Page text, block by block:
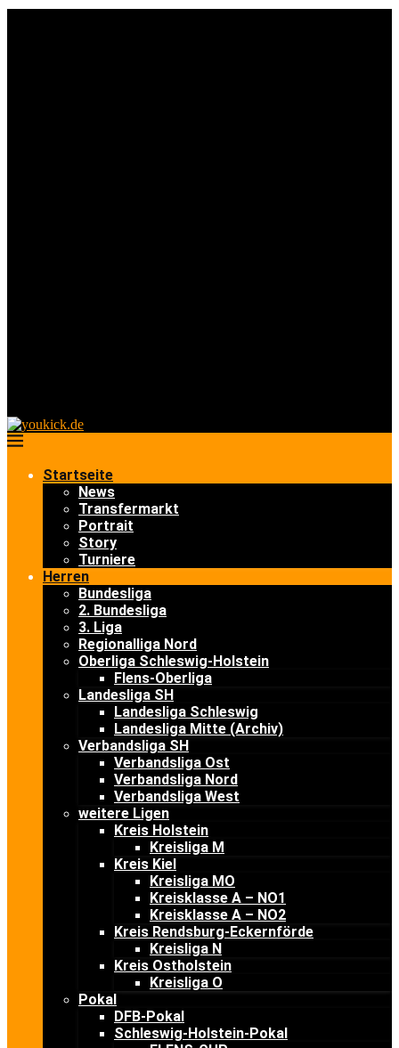
Startseite
News
Transfermarkt
Portrait
Story
Turniere
Herren
Bundesliga
2. Bundesliga
3. Liga
Regionalliga Nord
Oberliga Schleswig-Holstein
Flens-Oberliga
Landesliga SH
Landesliga Schleswig
Landesliga Mitte (Archiv)
Verbandsliga SH
Verbandsliga Ost
Verbandsliga Nord
Verbandsliga West
weitere Ligen
Kreis Holstein
Kreisliga M
Kreis Kiel
Kreisliga MO
Kreisklasse A – NO1
Kreisklasse A – NO2
Kreis Rendsburg-Eckernförde
Kreisliga N
Kreis Ostholstein
Kreisliga O
Pokal
DFB-Pokal
Schleswig-Holstein-Pokal